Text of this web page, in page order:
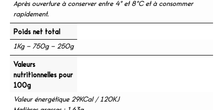
Après ouverture à conserver entre 4° et 8°C et à consommer
rapidement.
Poids net total
1Kg – 750g – 250g
Valeurs
nutritionnelles pour
100g
Valeur énergétique 29KCal / 120KJ